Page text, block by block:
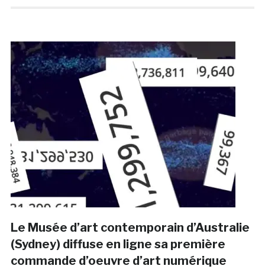
Le Musée d’art contemporain d’Australie
(Sydney) diffuse en ligne sa première
commande d’oeuvre d’art numérique